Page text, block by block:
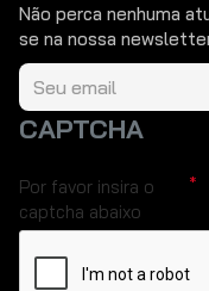
Não perca nenhuma
se na nossa
CAPTCHA
Por favor insira o
captcha abaixo